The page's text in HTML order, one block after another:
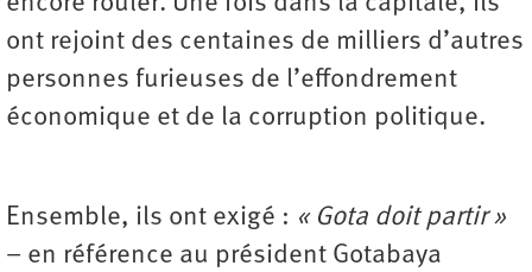
ont rejoint des centaines de milliers d’autres
personnes furieuses de l’effondrement
économique et de la corruption politique.
Ensemble, ils ont exigé : « Gota doit partir »
– en référence au président Gotabaya